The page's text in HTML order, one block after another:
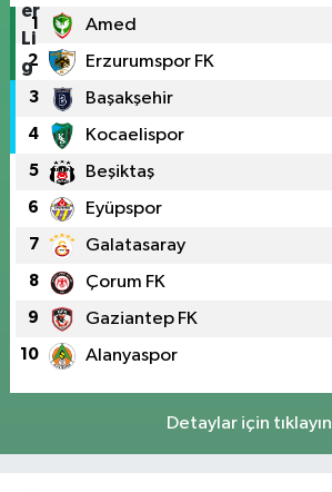
1 Amed
2 Erzurumspor FK
3 Başakşehir
4 Kocaelispor
5 Beşiktaş
6 Eyüpspor
7 Galatasaray
8 Çorum FK
9 Gaziantep FK
10 Alanyaspor
Detaylar için tıklayın